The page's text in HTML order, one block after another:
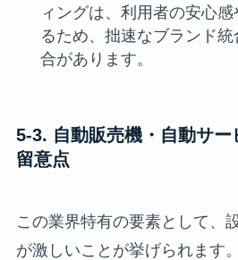
ィングは、利用者の安心
るため、拙速なブランド
合があります。
5-3. 自動販売機・自動サー
留意点
この業界特有の要素として、
が激しいことが挙げられます